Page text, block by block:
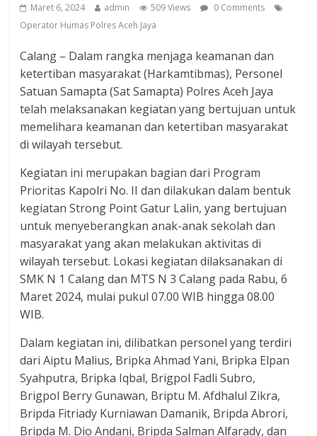
Maret 6, 2024 admin 509 Views
0 Comments
Operator Humas Polres Aceh Jaya
Calang – Dalam rangka menjaga keamanan dan
ketertiban masyarakat (Harkamtibmas), Personel
Satuan Samapta (Sat Samapta) Polres Aceh Jaya
telah melaksanakan kegiatan yang bertujuan untuk
memelihara keamanan dan ketertiban masyarakat
di wilayah tersebut.
Kegiatan ini merupakan bagian dari Program
Prioritas Kapolri No. II dan dilakukan dalam bentuk
kegiatan Strong Point Gatur Lalin, yang bertujuan
untuk menyeberangkan anak-anak sekolah dan
masyarakat yang akan melakukan aktivitas di
wilayah tersebut. Lokasi kegiatan dilaksanakan di
SMK N 1 Calang dan MTS N 3 Calang pada Rabu, 6
Maret 2024, mulai pukul 07.00 WIB hingga 08.00
WIB.
Dalam kegiatan ini, dilibatkan personel yang terdiri
dari Aiptu Malius, Bripka Ahmad Yani, Bripka Elpan
Syahputra, Bripka Iqbal, Brigpol Fadli Subro,
Brigpol Berry Gunawan, Briptu M. Afdhalul Zikra,
Bripda Fitriady Kurniawan Damanik, Bripda Abrori,
Bripda M. Dio Andani, Bripda Salman Alfarady, dan